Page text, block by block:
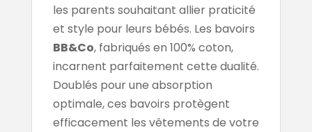
les parents souhaitant allier praticité
et style pour leurs bébés. Les bavoirs
BB&Co, fabriqués en 100% coton,
incarnent parfaitement cette dualité.
Doublés pour une absorption
optimale, ces bavoirs protègent
efficacement les vêtements de votre